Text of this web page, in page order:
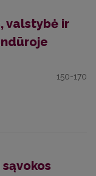
valstybė ir
150-170